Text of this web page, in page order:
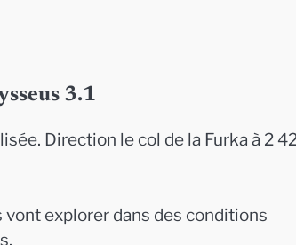
3.1
Direction le col de la Furka à 2
vont explorer dans des conditions